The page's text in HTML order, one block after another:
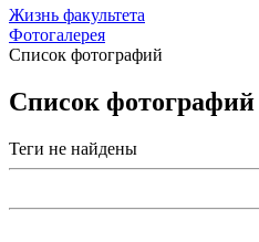
Жизнь факультета
Фотогалерея
Список фотографий
Список фотографий
Теги не найдены